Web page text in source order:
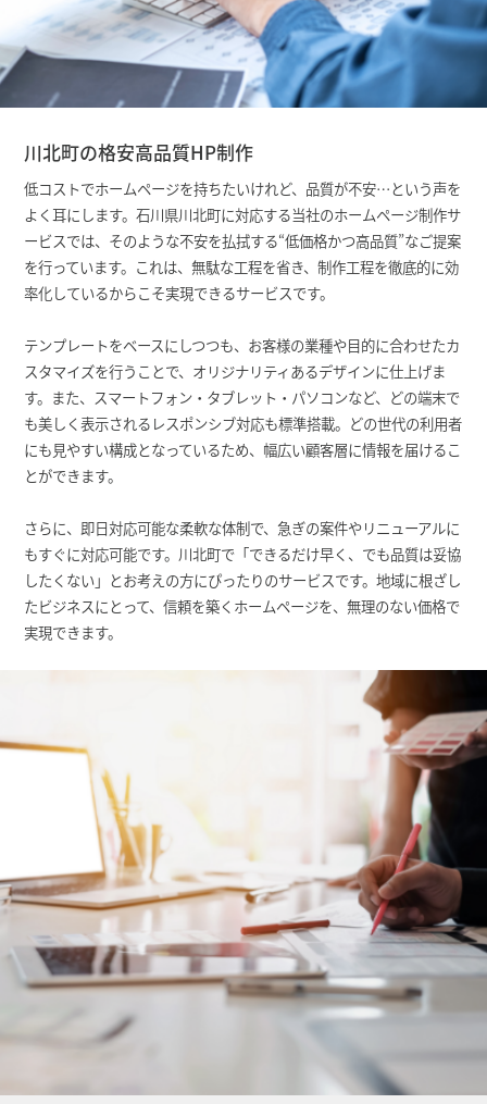
川北町の格安高品質HP制作
低コストでホームページを持ちたいけれど、品質が不安…という声を
よく耳にします。石川県川北町に対応する当社のホームページ制作サ
ービスでは、そのような不安を払拭する“低価格かつ高品質”なご提案
を行っています。これは、無駄な工程を省き、制作工程を徹底的に効
率化しているからこそ実現できるサービスです。
テンプレートをベースにしつつも、お客様の業種や目的に合わせたカ
スタマイズを行うことで、オリジナリティあるデザインに仕上げま
す。また、スマートフォン・タブレット・パソコンなど、どの端末で
も美しく表示されるレスポンシブ対応も標準搭載。どの世代の利用者
にも見やすい構成となっているため、幅広い顧客層に情報を届けるこ
とができます。
さらに、即日対応可能な柔軟な体制で、急ぎの案件やリニューアルに
もすぐに対応可能です。川北町で「できるだけ早く、でも品質は妥協
したくない」とお考えの方にぴったりのサービスです。地域に根ざし
たビジネスにとって、信頼を築くホームページを、無理のない価格で
実現できます。